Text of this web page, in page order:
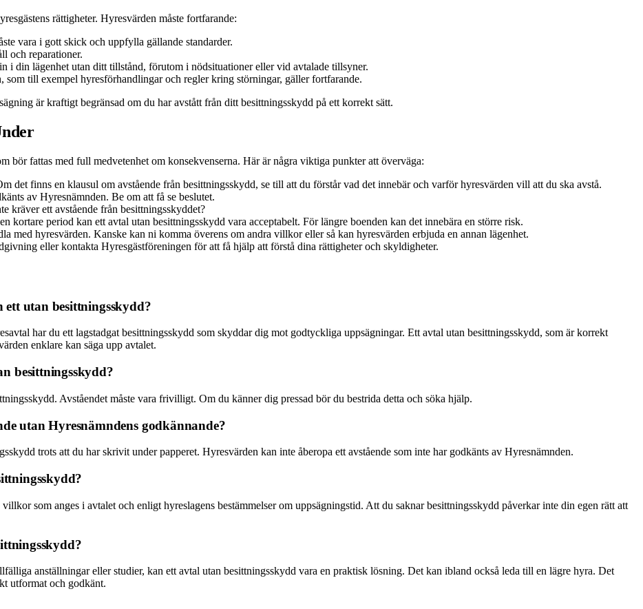
rättigheter. Hyresvärden måste fortfarande:
vara i gott skick och uppfylla gällande standarder.
och reparationer.
i din lägenhet utan ditt tillstånd, förutom i nödsituationer eller vid avtalade tillsyner.
som till exempel hyresförhandlingar och regler kring störningar, gäller fortfarande.
är kraftigt begränsad om du har avstått från ditt besittningsskydd på ett korrekt sätt.
bör fattas med full medvetenhet om konsekvenserna. Här är några viktiga punkter att överväga:
det finns en klausul om avstående från besittningsskydd, se till att du förstår vad det innebär och varför hyresvärden vill att du ska avstå.
av Hyresnämnden. Be om att få se beslutet.
kräver ett avstående från besittningsskyddet?
kortare period kan ett avtal utan besittningsskydd vara acceptabelt. För längre boenden kan det innebära en större risk.
med hyresvärden. Kanske kan ni komma överens om andra villkor eller så kan hyresvärden erbjuda en annan lägenhet.
eller kontakta Hyresgästföreningen för att få hjälp att förstå dina rättigheter och skyldigheter.
utan besittningsskydd?
har du ett lagstadgat besittningsskydd som skyddar dig mot godtyckliga uppsägningar. Ett avtal utan besittningsskydd, som är korrekt
enklare kan säga upp avtalet.
besittningsskydd?
Avståendet måste vara frivilligt. Om du känner dig pressad bör du bestrida detta och söka hjälp.
utan Hyresnämndens godkännande?
trots att du har skrivit under papperet. Hyresvärden kan inte åberopa ett avstående som inte har godkänts av Hyresnämnden.
som anges i avtalet och enligt hyreslagens bestämmelser om uppsägningstid. Att du saknar besittningsskydd påverkar inte din egen rätt att
anställningar eller studier, kan ett avtal utan besittningsskydd vara en praktisk lösning. Det kan ibland också leda till en lägre hyra. Det
utformat och godkänt.